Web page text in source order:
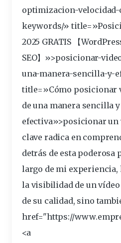
optimizacion-
keywords/»title
2025 GRATIS 【
SEO】»>posicionar-
una-manera-sencilla-y-
title=»Cómo posicionar
de una manera sencilla y
efectiva»>posicionar un
clave radica en
detrás de esta poderosa
largo de mi experiencia,
la visibilidadde un
de su calidad, sino
href="https://
<a